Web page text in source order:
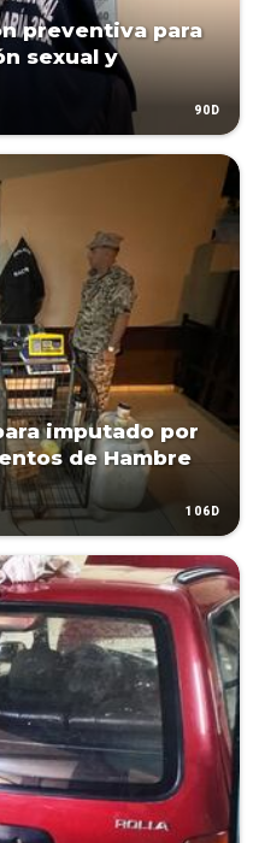
preventiva para
sexual y
90D
imputado por
de Hambre
106D